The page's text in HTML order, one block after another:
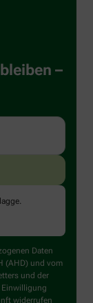
–
.
Daten
(AHD) und vom
und der
Einwilligung
widerrufen